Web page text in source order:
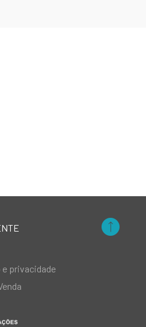
e privacidade